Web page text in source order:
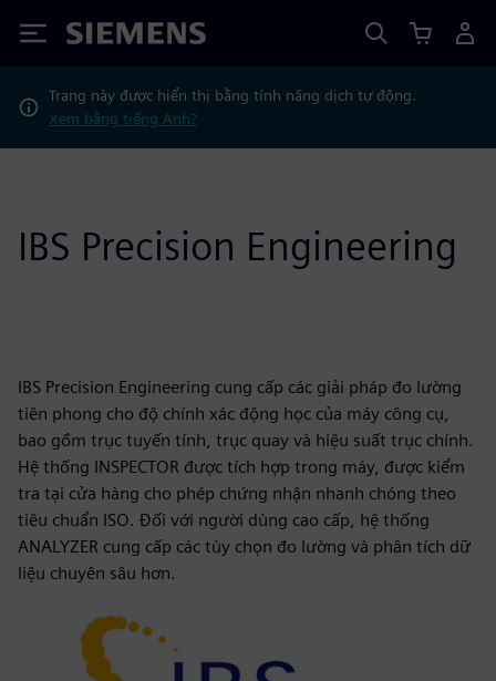
Siemens
Trang này được hiển thị bằng tính năng dịch tự động.
Xem bằng tiếng Anh?
IBS Precision Engineering
IBS Precision Engineering cung cấp các giải pháp đo lường
tiên phong cho độ chính xác động học của máy công cụ,
bao gồm trục tuyến tính, trục quay và hiệu suất trục chính.
Hệ thống INSPECTOR được tích hợp trong máy, được kiểm
tra tại cửa hàng cho phép chứng nhận nhanh chóng theo
tiêu chuẩn ISO. Đối với người dùng cao cấp, hệ thống
ANALYZER cung cấp các tùy chọn đo lường và phân tích dữ
liệu chuyên sâu hơn.